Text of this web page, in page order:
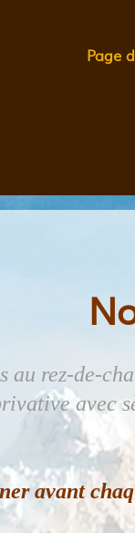
Page
au rez-de-
avec
avant